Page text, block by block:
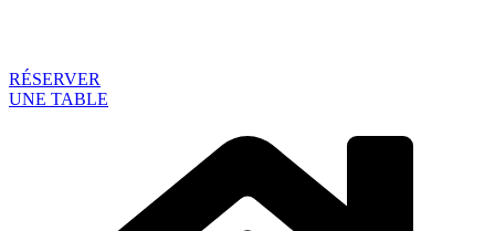
RÉSERVER
UNE TABLE